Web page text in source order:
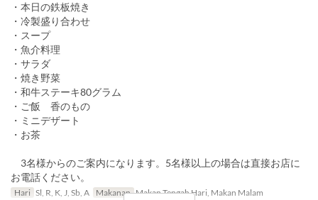
・本日の鉄板焼き
・冷製盛り合わせ
・スープ
・魚介料理
・サラダ
・焼き野菜
・和牛ステーキ80グラム
・ご飯 香のもの
・ミニデザート
・お茶
3名様からのご案内になります。5名様以上の場合は直接お店に
お電話ください。
Hari Sl, R, K, J, Sb, A Makanan Makan Tengah Hari, Makan Malam